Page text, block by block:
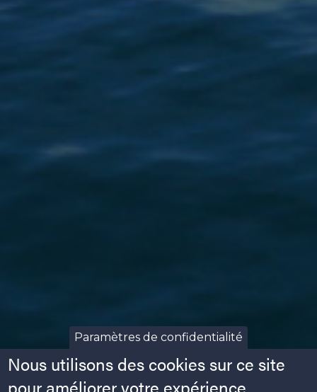
Paramètres de confidentialité
Nous utilisons des cookies sur ce site
pour améliorer votre expérience